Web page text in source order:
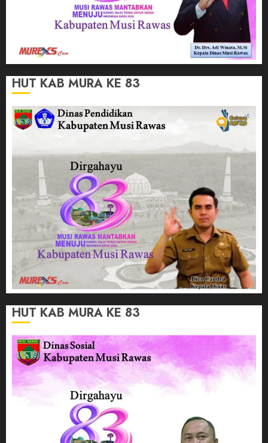
HUT KAB MURA KE 83
HUT KAB MURA KE 83